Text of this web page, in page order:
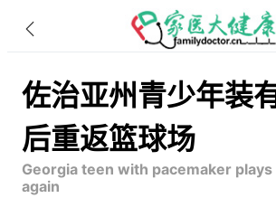
佐治亚州青少年装
后重返篮球场
Georgia teen with pacemaker
again